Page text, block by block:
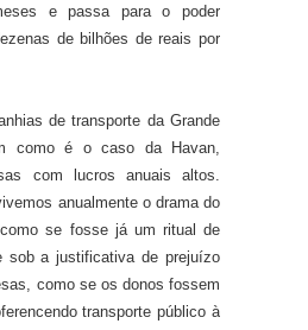
e passa para o poder
de bilhões de reais por
de transporte da Grande
como é o caso da Havan,
com lucros anuais altos.
anualmente o drama do
se fosse já um ritual de
sob a justificativa de prejuízo
como se os donos fossem
transporte público à